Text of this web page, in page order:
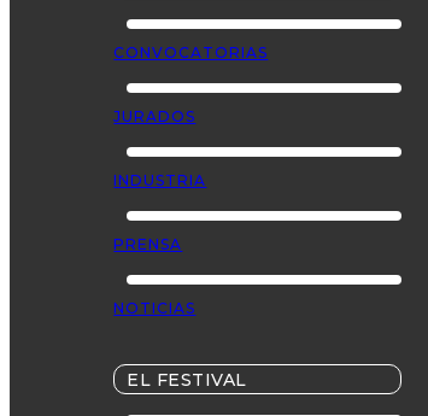
CONVOCATORIAS
JURADOS
INDUSTRIA
PRENSA
NOTICIAS
EL FESTIVAL